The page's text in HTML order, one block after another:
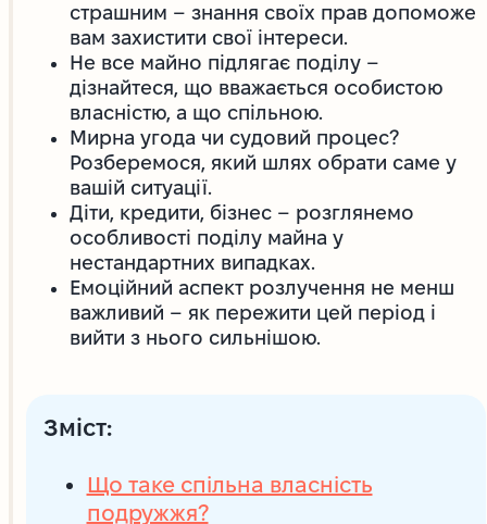
страшним – знання своїх прав допоможе
вам захистити свої інтереси.
Не все майно підлягає поділу –
дізнайтеся, що вважається особистою
власністю, а що спільною.
Мирна угода чи судовий процес?
Розберемося, який шлях обрати саме у
вашій ситуації.
Діти, кредити, бізнес – розглянемо
особливості поділу майна у
нестандартних випадках.
Емоційний аспект розлучення не менш
важливий – як пережити цей період і
вийти з нього сильнішою.
Зміст:
Що таке спільна власність
подружжя?